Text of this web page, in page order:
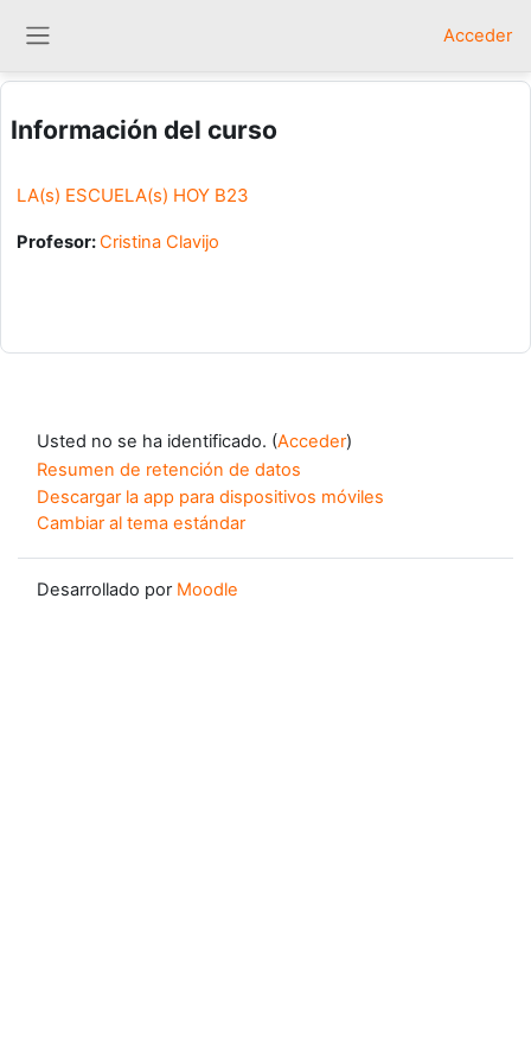
Acceder
Información del curso
LA(s) ESCUELA(s) HOY B23
Profesor:Cristina Clavijo
Usted no se ha identificado. (Acceder)
Resumen de retención de datos
Descargar la app para dispositivos móviles
Cambiar al tema estándar
Desarrollado por Moodle